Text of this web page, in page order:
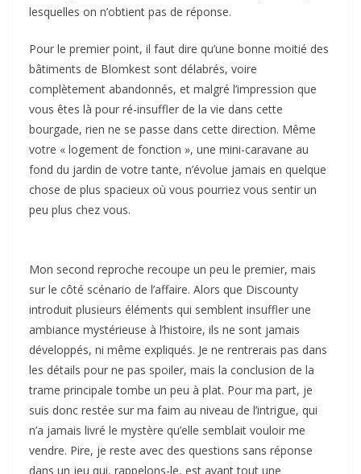
lesquelles on n’obtient pas de réponse.
Pour le premier point, il faut dire qu’une bonne moitié des
bâtiments de Blomkest sont délabrés, voire
complètement abandonnés, et malgré l’impression que
vous êtes là pour ré-insuffler de la vie dans cette
bourgade, rien ne se passe dans cette direction. Même
votre « logement de fonction », une mini-caravane au
fond du jardin de votre tante, n’évolue jamais en quelque
chose de plus spacieux où vous pourriez vous sentir un
peu plus chez vous.
Mon second reproche recoupe un peu le premier, mais
sur le côté scénario de l’affaire. Alors que Discounty
introduit plusieurs éléments qui semblent insuffler une
ambiance mystérieuse à l’histoire, ils ne sont jamais
développés, ni même expliqués. Je ne rentrerais pas dans
les détails pour ne pas spoiler, mais la conclusion de la
trame principale tombe un peu à plat. Pour ma part, je
suis donc restée sur ma faim au niveau de l’intrigue, qui
n’a jamais livré le mystère qu’elle semblait vouloir me
vendre. Pire, je reste avec des questions sans réponse
dans un jeu qui, rappelons-le, est avant tout une